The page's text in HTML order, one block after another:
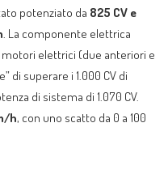
potenziato da 825 CV e
. La componente elettrica
elettrici (due anteriori e
di superare i 1.000 CV di
di sistema di 1.070 CV.
h, con uno scatto da 0 a 100